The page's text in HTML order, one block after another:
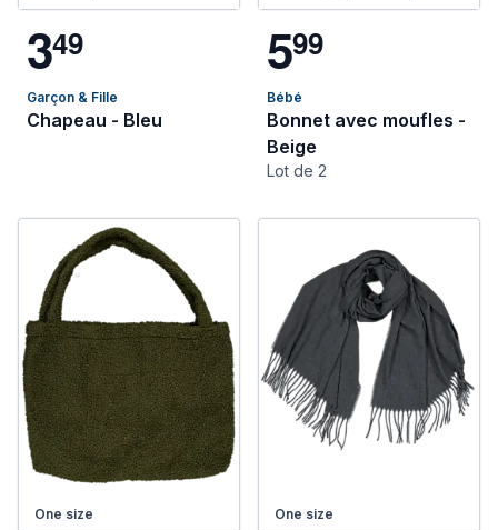
349
Garçon & Fille
Chapeau - Bleu
599
Bébé
Bonnet avec moufles -
Beige
Lot de 2
One size One size